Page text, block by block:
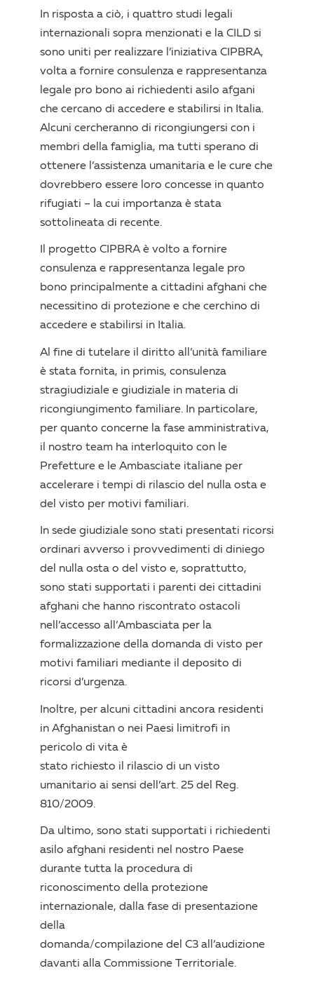
In risposta a ciò, i quattro studi legali
internazionali sopra menzionati e la CILD si
sono uniti per realizzare l’iniziativa CIPBRA,
volta a fornire consulenza e rappresentanza
legale pro bono ai richiedenti asilo afgani
che cercano di accedere e stabilirsi in Italia.
Alcuni cercheranno di ricongiungersi con i
membri della famiglia, ma tutti sperano di
ottenere l’assistenza umanitaria e le cure che
dovrebbero essere loro concesse in quanto
rifugiati – la cui importanza è stata
sottolineata di recente.
Il progetto CIPBRA è volto a fornire
consulenza e rappresentanza legale pro
bono principalmente a cittadini afghani che
necessitino di protezione e che cerchino di
accedere e stabilirsi in Italia.
Al fine di tutelare il diritto all’unità familiare
è stata fornita, in primis, consulenza
stragiudiziale e giudiziale in materia di
ricongiungimento familiare. In particolare,
per quanto concerne la fase amministrativa,
il nostro team ha interloquito con le
Prefetture e le Ambasciate italiane per
accelerare i tempi di rilascio del nulla osta e
del visto per motivi familiari.
In sede giudiziale sono stati presentati ricorsi
ordinari avverso i provvedimenti di diniego
del nulla osta o del visto e, soprattutto,
sono stati supportati i parenti dei cittadini
afghani che hanno riscontrato ostacoli
nell’accesso all’Ambasciata per la
formalizzazione della domanda di visto per
motivi familiari mediante il deposito di
ricorsi d’urgenza.
Inoltre, per alcuni cittadini ancora residenti
in Afghanistan o nei Paesi limitrofi in
pericolo di vita è
stato richiesto il rilascio di un visto
umanitario ai sensi dell’art. 25 del Reg.
810/2009.
Da ultimo, sono stati supportati i richiedenti
asilo afghani residenti nel nostro Paese
durante tutta la procedura di
riconoscimento della protezione
internazionale, dalla fase di presentazione
della
domanda/compilazione del C3 all’audizione
davanti alla Commissione Territoriale.